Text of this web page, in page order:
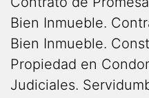
Bien Inmueble.
Bien Inmueble.
Propiedad en
Judiciales.